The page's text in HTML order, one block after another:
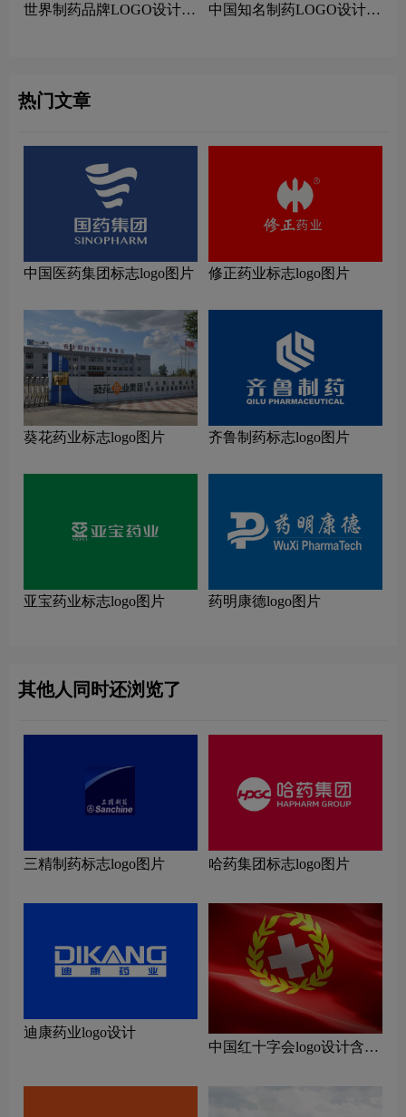
世界制药品牌LOGO设计理
中国知名制药LOGO设计理
热门文章
中国医药集团标志logo图片 修正药业标志logo图片
葵花药业标志logo图片 齐鲁制药标志logo图片
亚宝药业标志logo图片 药明康德logo图片
其他人同时还浏览了
三精制药标志logo图片 哈药集团标志logo图片
迪康药业logo设计
中国红十字会logo设计含义